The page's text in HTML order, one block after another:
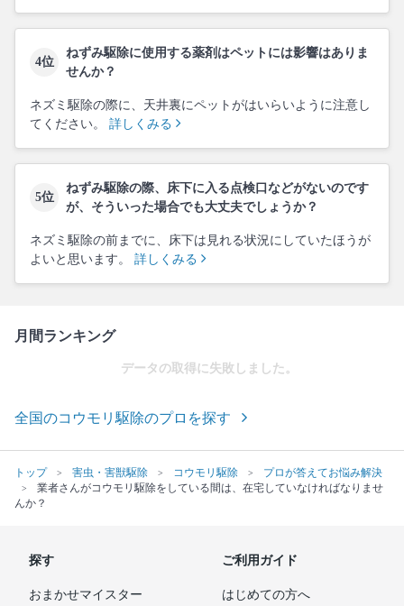
4位
ねずみ駆除に使用する薬剤はペットには影響はありま
せんか？
ネズミ駆除の際に、天井裏にペットがはいらいように注意し
てください。 詳しくみる
5位
ねずみ駆除の際、床下に入る点検口などがないのです
が、そういった場合でも大丈夫でしょうか？
ネズミ駆除の前までに、床下は見れる状況にしていたほうが
よいと思います。 詳しくみる
月間ランキング
データの取得に失敗しました。
全国のコウモリ駆除のプロを探す
トップ 害虫・害獣駆除 コウモリ駆除
プロが答えてお悩み解決
業者さんがコウモリ駆除をしている間は、在宅していなければなりませ
んか？
探す
おまかせマイスター
ご利用ガイド
はじめての方へ